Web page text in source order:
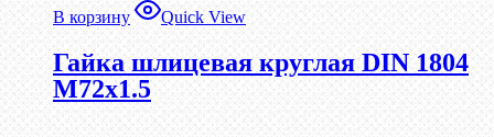
В корзину Quick View
Гайка шлицевая круглая DIN 1804
М72х1.5